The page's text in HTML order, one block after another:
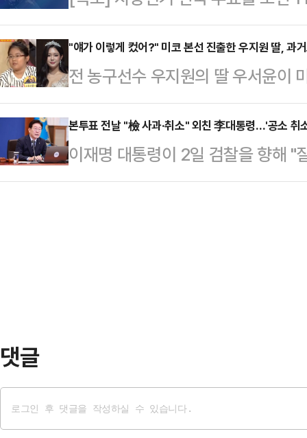
청이 공개한…
투표용지를 투표함에 바로 넣지 않
려고 한 것으로 알려졌다.이 남성
대로 기표했는지 나도 확인해 달라
직원들이 기표 용…
"얘가 이렇게 컸어?" 미코 본선 진출한 우지원 딸, 과
전 농구선수 우지원의 딸 우서윤이
과거 방송 출연 모습까지 재조명되
의 사회관계망서비스(SNS)를 통
윤입니다. 70주년의 영광스러운 무
게 돼 더욱 감사하고 영광스럽게 생
본투표 전날 "檢 사과·취소" 외친 李대통령…'공소 취
이재명 대통령이 2일 검찰을 향해 "
말했다. 이에 국민의힘은 "이 대통
댓글